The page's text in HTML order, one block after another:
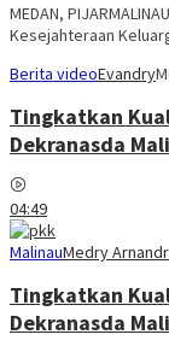
MEDAN,
Kesejahteraan
Berita videoEvandry
Tingkatkan
Dekranasda
04:49
MalinauMedry
Tingkatkan
Dekranasda